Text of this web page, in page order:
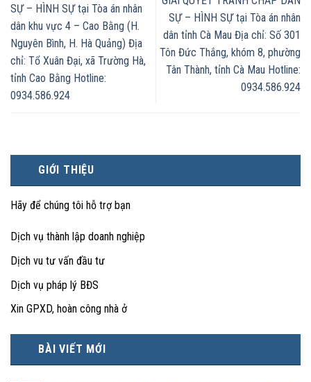
GIỚI THIỆU
Hãy để chúng tôi hỗ trợ bạn
Dịch vụ thành lập doanh nghiệp
Dịch vu tư vấn đầu tư
Dịch vụ pháp lý BĐS
Xin GPXD, hoàn công nhà ở
BÀI VIẾT MỚI
SỰ – HÌNH SỰ tại Tòa án nhân
dân khu vực 4 – Cao Bằng (H.
Nguyên Bình, H. Hà Quảng) Địa
chỉ: Tổ Xuân Đại, xã Trường Hà,
tỉnh Cao Bằng Hotline:
0934.586.924
SỰ – HÌNH SỰ tại Tòa án nhân
dân tỉnh Cà Mau Địa chỉ: Số 301
Tôn Đức Thắng, khóm 8, phường
Tân Thành, tỉnh Cà Mau Hotline:
0934.586.924